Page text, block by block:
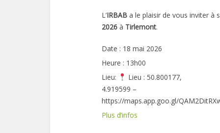
L’IRBAB a le plaisir de vous inviter à
2026 à Tirlemont.
Date : 18 mai 2026
Heure : 13h00
Lieu:
Lieu : 50.800177,
4.919599 –
https://maps.app.goo.gl/
Plus d’infos